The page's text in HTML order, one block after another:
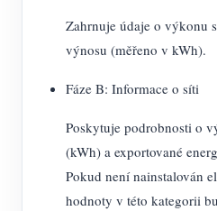
Zahrnuje údaje o výkonu
výnosu (měřeno v kWh).
Fáze B: Informace o síti
Poskytuje podrobnosti o
(kWh) a exportované
Pokud není nainstalován
hodnoty v této kategorii